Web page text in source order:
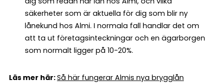
säkerheter som är aktuella för dig som blir ny
lånekund hos Almi. I normala fall handlar det om
att ta ut företagsinteckningar och en ägarborgen
som normalt ligger på 10-20%.
Läs mer här:Så här fungerar Almis nya brygglån